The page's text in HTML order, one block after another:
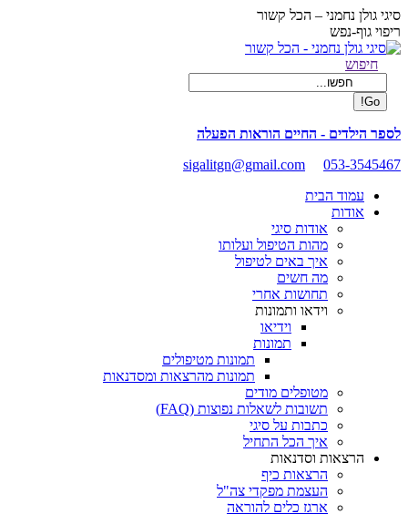
Skip
to
content
סיגי גולן נחמני – הכל קשור
ריפוי גוף-נפש
Facebook
opens
new
window
Search:
חיפוש
לספר הילדים - החיים הוראות הפעלה
sigalitgn@gmail.com
053-3545467
עמוד הבית
אודות
אודות סיגי
מהות הטיפול ועלותו
איך באים לטיפול
מה חשים
תחושות אחרי
וידאו ותמונות
וידיאו
תמונות
תמונות מטיפולים
תמונות מהרצאות ומסדנאות
מטופלים מודים
תשובות לשאלות נפוצות (FAQ)
כתבות על סיגי
איך הכל התחיל
הרצאות וסדנאות
הרצאות כיף
העצמת מפקדי צה"ל
ארגז כלים להוראה